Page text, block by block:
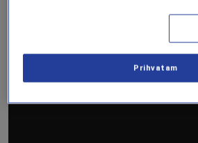
Prihvatam